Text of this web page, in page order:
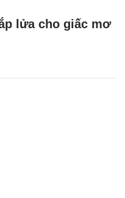
lửa cho giấc mơ